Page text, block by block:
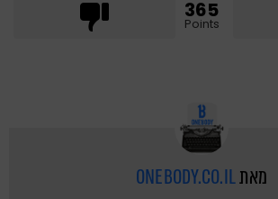
365
Points
מאתONEBODY.CO.IL